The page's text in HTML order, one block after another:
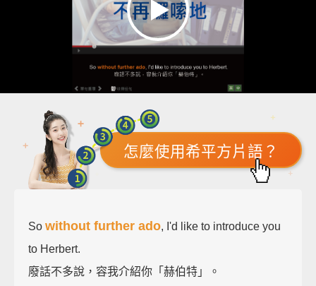
怎麼使用希平方片語？
So without further ado, I'd like to introduce you
to Herbert.
廢話不多說，容我介紹你「赫伯特」。